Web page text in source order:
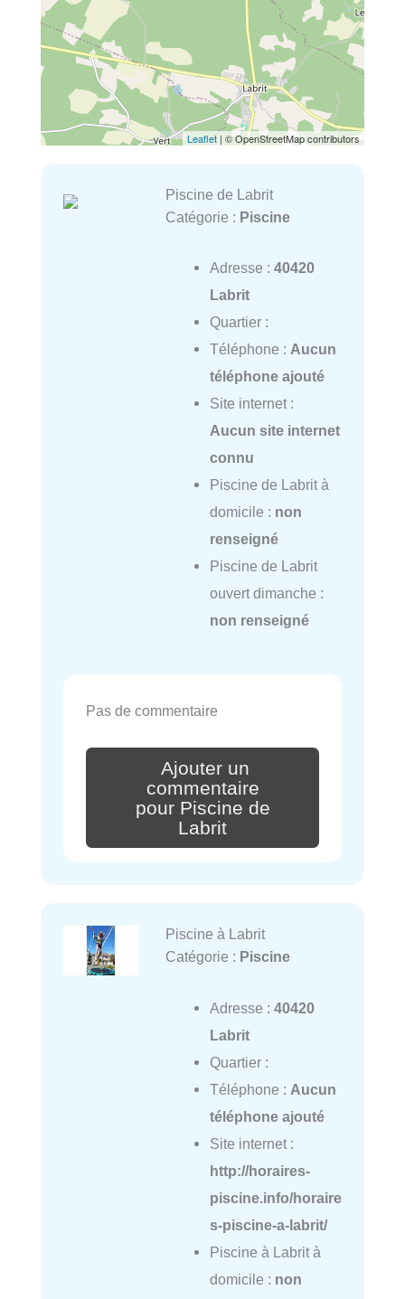
Leaflet | © OpenStreetMap contributors
Piscine de Labrit
Catégorie : Piscine
Adresse : 40420
Labrit
Quartier :
Téléphone : Aucun
téléphone ajouté
Site internet :
Aucun site internet
connu
Piscine de Labrit à
domicile : non
renseigné
Piscine de Labrit
ouvert dimanche :
non renseigné
Pas de commentaire
Ajouter un
commentaire
pour Piscine de
Labrit
Piscine à Labrit
Catégorie : Piscine
Adresse : 40420
Labrit
Quartier :
Téléphone : Aucun
téléphone ajouté
Site internet :
http://horaires-
piscine.info/horaire
s-piscine-a-labrit/
Piscine à Labrit à
domicile : non